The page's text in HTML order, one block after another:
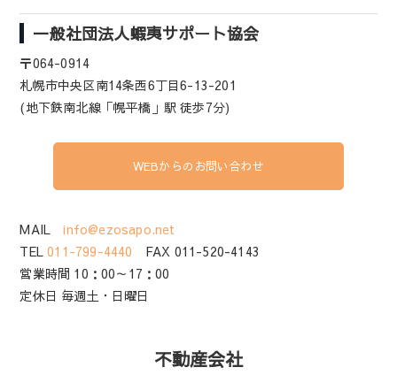
一般社団法人蝦夷サポート協会
〒064-0914
札幌市中央区南14条西6丁目6-13-201
(地下鉄南北線「幌平橋」駅 徒歩7分)
WEBからのお問い合わせ
MAILinfo@ezosapo.net
TEL011-799-4440 FAX 011-520-4143
営業時間 10：00～17：00
定休日 毎週土・日曜日
不動産会社